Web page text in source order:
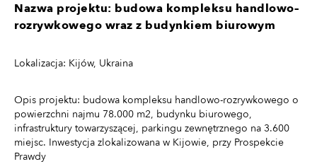
Nazwa projektu: budowa kompleksu handlowo–
rozrywkowego wraz z budynkiem biurowym
Lokalizacja: Kijów, Ukraina
Opis projektu: budowa kompleksu handlowo-rozrywkowego o
powierzchni najmu 78.000 m2, budynku biurowego,
infrastruktury towarzyszącej, parkingu zewnętrznego na 3.600
miejsc. Inwestycja zlokalizowana w Kijowie, przy Prospekcie
Prawdy